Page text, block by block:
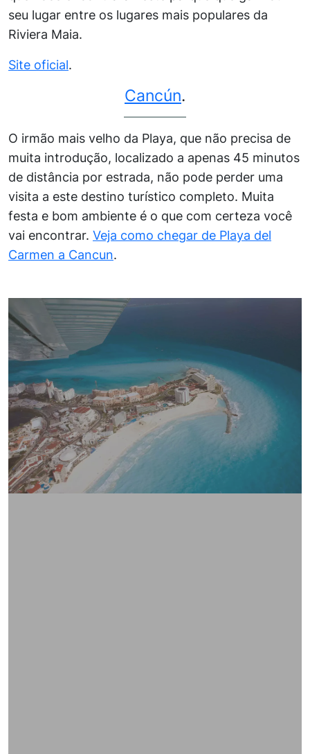
seu lugar entre os lugares mais populares da
Riviera Maia.
Site oficial.
Cancún.
O irmão mais velho da Playa, que não precisa de
muita introdução, localizado a apenas 45 minutos
de distância por estrada, não pode perder uma
visita a este destino turístico completo. Muita
festa e bom ambiente é o que com certeza você
vai encontrar. Veja como chegar de Playa del
Carmen a Cancun.